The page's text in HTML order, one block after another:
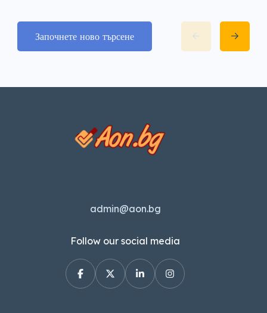
Започнете ново търсене
admin@aon.bg
Follow our social media